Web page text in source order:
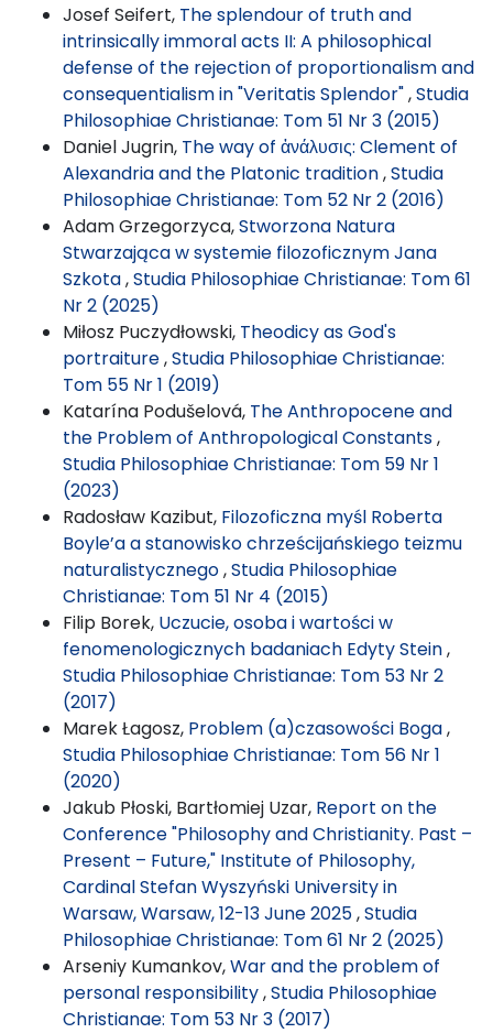
Josef Seifert, The splendour of truth and
intrinsically immoral acts II: A philosophical
defense of the rejection of proportionalism and
consequentialism in "Veritatis Splendor",Studia
Philosophiae Christianae: Tom 51 Nr 3 (2015)
Daniel Jugrin, The way of ἀνάλυσις: Clement of
Alexandria and the Platonic tradition,Studia
Philosophiae Christianae: Tom 52 Nr 2 (2016)
Adam Grzegorzyca,Stworzona Natura
Stwarzająca w systemie filozoficznym Jana
Szkota,Studia Philosophiae Christianae: Tom 61
Nr 2 (2025)
Miłosz Puczydłowski, Theodicy as God's
portraiture,Studia Philosophiae Christianae:
Tom 55 Nr 1 (2019)
Katarína Podušelová, The Anthropocene and
the Problem of Anthropological Constants,
Studia Philosophiae Christianae: Tom 59 Nr 1
(2023)
Radosław Kazibut, Filozoficzna myśl Roberta
Boyle’a a stanowisko chrześcijańskiego teizmu
naturalistycznego,Studia Philosophiae
Christianae: Tom 51 Nr 4 (2015)
Filip Borek, Uczucie, osoba i wartości w
fenomenologicznych badaniach Edyty Stein,
Studia Philosophiae Christianae: Tom 53 Nr 2
(2017)
Marek Łagosz, Problem (a)czasowości Boga,
Studia Philosophiae Christianae: Tom 56 Nr 1
(2020)
Jakub Płoski, Bartłomiej Uzar, Report on the
Conference "Philosophy and Christianity. Past –
Present – Future," Institute of Philosophy,
Cardinal Stefan Wyszyński University in
Warsaw, Warsaw, 12-13 June 2025,Studia
Philosophiae Christianae: Tom 61 Nr 2 (2025)
Arseniy Kumankov,War and the problem of
personal responsibility,Studia Philosophiae
Christianae: Tom 53 Nr 3 (2017)